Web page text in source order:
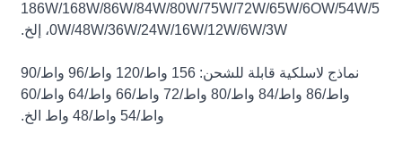
186W/168W/86W/84W/80W/75W/72W/65W/6OW/54W/5
0W/48W/36W/24W/16W/12W/6W/3W، إلخ.
نماذج لاسلكية قابلة للشحن: 156 واط/120 واط/96 واط/90
واط/86 واط/84 واط/80 واط/72 واط/66 واط/64 واط/60
واط/54 واط/48 واط الخ.